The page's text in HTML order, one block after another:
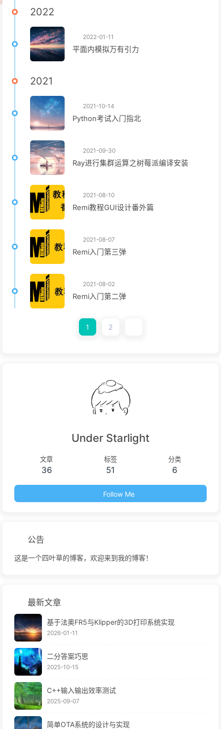
2022
2022-01-11
平面内模拟万有引力
2021
2021-10-14
Python考试入门指北
2021-09-30
Ray进行集群运算之树莓派编译安装
2021-08-10
Remi教程GUI设计番外篇
2021-08-07
Remi入门第三弹
2021-08-02
Remi入门第二弹
1 2
Under Starlight
文章
36
标签
51
分类
6
Follow Me
公告
这是一个四叶草的博客，欢迎来到我的博客！
最新文章
基于法奥FR5与Klipper的3D打印系统实现
2026-01-11
二分答案巧思
2025-10-15
C++输入输出效率测试
2025-09-07
简单OTA系统的设计与实现